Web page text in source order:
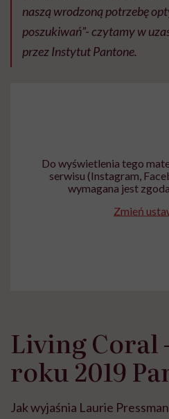
naszą wrodzoną potrzebę
poszukiwań”- czytamy w
przez Instytut Pantone.
Do wyświetlenia tego
serwisu (Instagram,
wymagana jest
Zmień
Living Coral
roku 2019
Jak wyjaśnia Laurie